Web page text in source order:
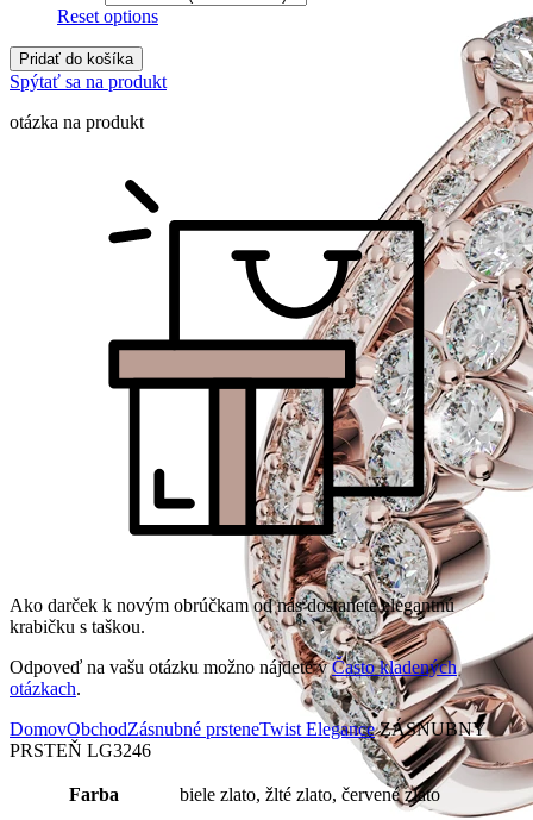
Reset options
Pridať do košíka
Spýtať sa na produkt
otázka na produkt
Ako darček k novým obrúčkam od nás dostanete elegantnú
krabičku s taškou.
Odpoveď na vašu otázku možno nájdete vČasto kladených
otázkach.
DomovObchodZásnubné prsteneTwist EleganceZÁSNUBNÝ
PRSTEŇ LG3246
Farba biele zlato, žlté zlato, červené zlato